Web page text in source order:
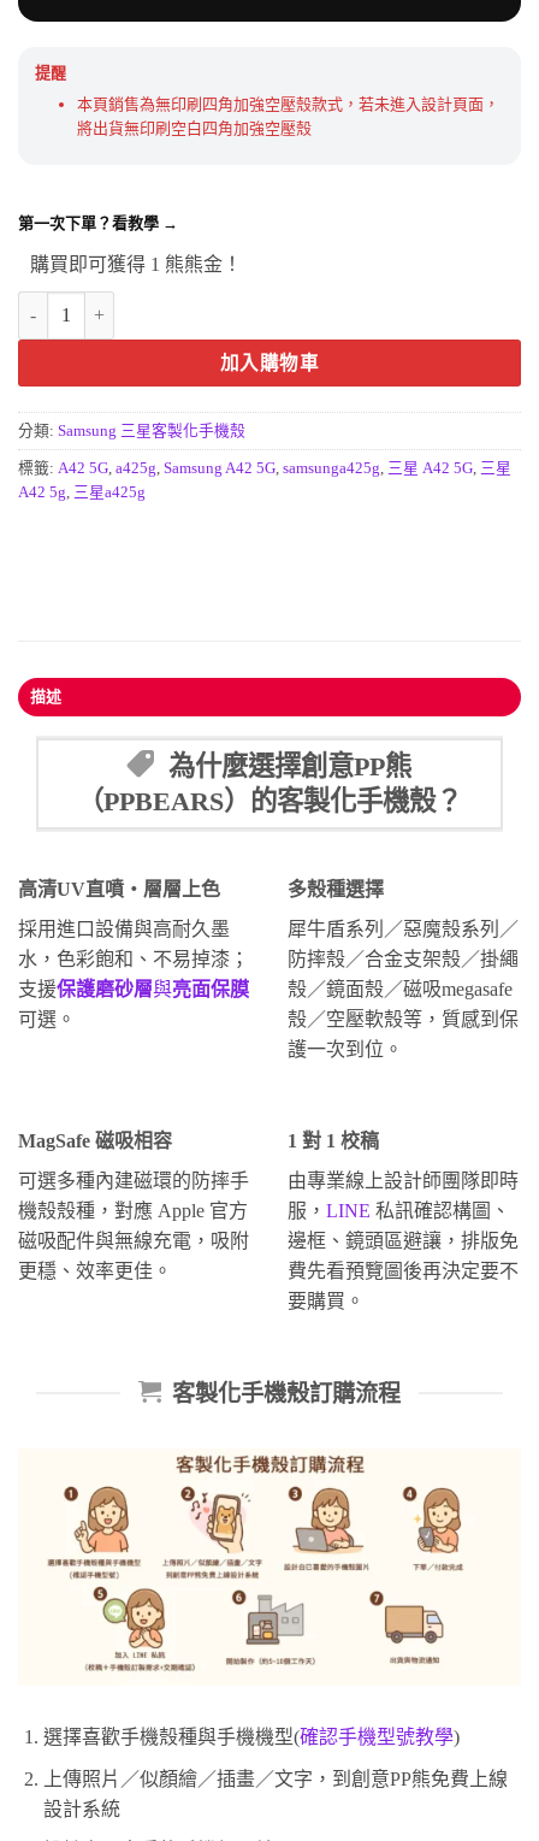
提醒
本頁銷售為無印刷四角加強空壓殼款式，若未進入設計頁面，
將出貨無印刷空白四角加強空壓殼
第一次下單？看教學 →
購買即可獲得 1 熊熊金！
加入購物車
分類: Samsung 三星客製化手機殼
標籤: A42 5G, a425g, Samsung A42 5G, samsunga425g, 三星 A42 5G, 三星
A42 5g, 三星a425g
描述
為什麼選擇創意PP熊
（PPBEARS）的客製化手機殼？
高清UV直噴・層層上色
採用進口設備與高耐久墨
水，色彩飽和、不易掉漆；
支援保護磨砂層與亮面保膜
可選。
多殼種選擇
犀牛盾系列／惡魔殼系列／
防摔殼／合金支架殼／掛繩
殼／鏡面殼／磁吸megasafe
殼／空壓軟殼等，質感到保
護一次到位。
MagSafe 磁吸相容
可選多種內建磁環的防摔手
機殼殼種，對應 Apple 官方
磁吸配件與無線充電，吸附
更穩、效率更佳。
1 對 1 校稿
由專業線上設計師團隊即時
服， LINE 私訊確認構圖、
邊框、鏡頭區避讓，排版免
費先看預覽圖後再決定要不
要購買。
客製化手機殼訂購流程
選擇喜歡手機殼種與手機機型(確認手機型號教學)
上傳照片／似顏繪／插畫／文字，到創意PP熊免費上線
設計系統